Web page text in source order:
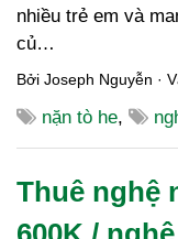
nhiều trẻ em và
củ…
Bởi Joseph Nguyễn ·
nặn tò he,
Thuê nghệ